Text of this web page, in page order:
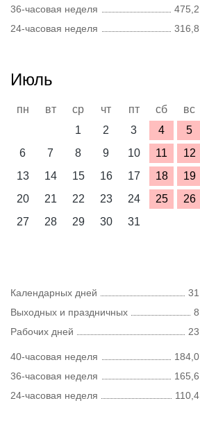
36-часовая неделя
475,2
24-часовая неделя
316,8
Июль
пн вт ср чт пт сб
вс
1
2 3 4
5
6
7 8 9 10 11
12
13
14 15 16 17 18
19
20
21 22 23 24 25
26
27
28 29 30 31
Календарных дней
31
Выходных и праздничных
8
Рабочих дней
23
40-часовая неделя
184,0
36-часовая неделя
165,6
24-часовая неделя
110,4